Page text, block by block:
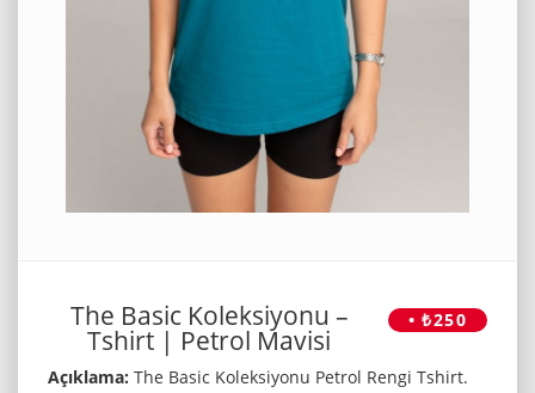
• ₺250
The Basic Koleksiyonu –
Tshirt | Petrol Mavisi
Açıklama: The Basic Koleksiyonu Petrol Rengi Tshirt.